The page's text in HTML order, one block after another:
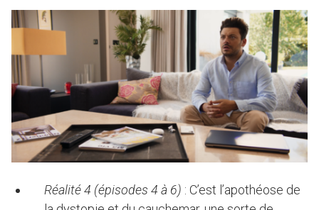
Réalité 4 (épisodes 4 à 6) : C’est l’apothéose de